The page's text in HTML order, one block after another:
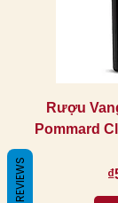
Rượu
Pommard
REVIEWS